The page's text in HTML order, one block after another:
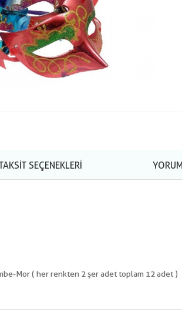
SEÇENEKLERI
Mor ( her renkten 2 şer adet toplam 12 adet )